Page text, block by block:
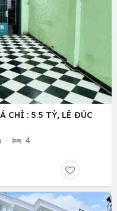
CHỈ : 5.5 TỶ, LÊ ĐÚC
· 4